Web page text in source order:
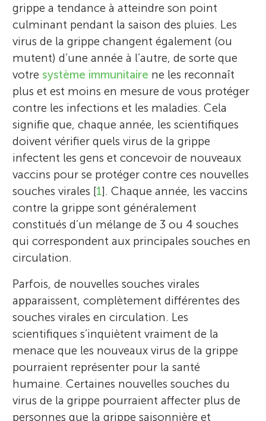
grippe a tendance à atteindre son point
culminant pendant la saison des pluies. Les
virus de la grippe changent également (ou
mutent) d’une année à l’autre, de sorte que
votre système immunitaire ne les reconnaît
plus et est moins en mesure de vous protéger
contre les infections et les maladies. Cela
signifie que, chaque année, les scientifiques
doivent vérifier quels virus de la grippe
infectent les gens et concevoir de nouveaux
vaccins pour se protéger contre ces nouvelles
souches virales [1]. Chaque année, les vaccins
contre la grippe sont généralement
constitués d’un mélange de 3 ou 4 souches
qui correspondent aux principales souches en
circulation.
Parfois, de nouvelles souches virales
apparaissent, complètement différentes des
souches virales en circulation. Les
scientifiques s’inquiètent vraiment de la
menace que les nouveaux virus de la grippe
pourraient représenter pour la santé
humaine. Certaines nouvelles souches du
virus de la grippe pourraient affecter plus de
personnes que la grippe saisonnière et